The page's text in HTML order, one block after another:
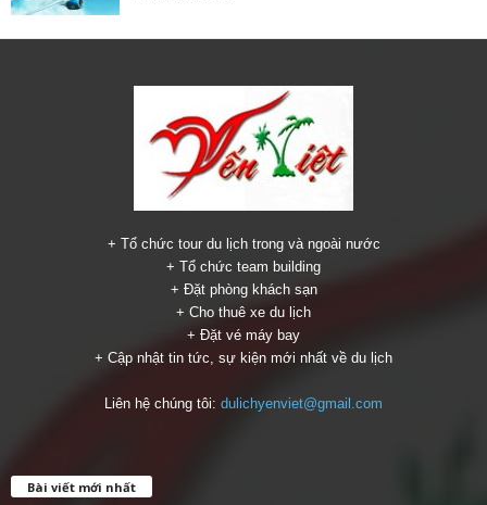
+ Tổ chức tour du lịch trong và ngoài nước
+ Tổ chức team building
+ Đặt phòng khách sạn
+ Cho thuê xe du lịch
+ Đặt vé máy bay
+ Cập nhật tin tức, sự kiện mới nhất về du lịch
Liên hệ chúng tôi: dulichyenviet@gmail.com
Bài viết mới nhất